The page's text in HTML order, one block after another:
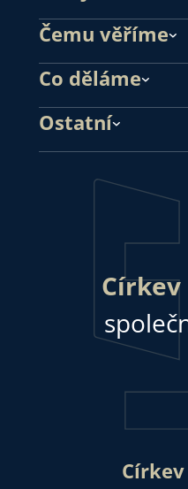
Čemu věříme
Co děláme
Ostatní